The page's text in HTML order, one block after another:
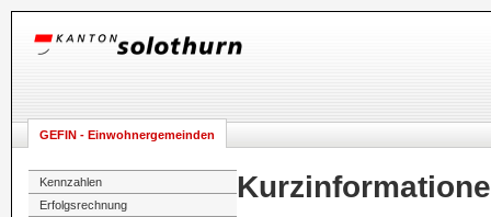
GEFIN - Einwohnergemeinden
Kennzahlen
Erfolgsrechnung